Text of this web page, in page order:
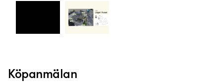
Köpanmälan